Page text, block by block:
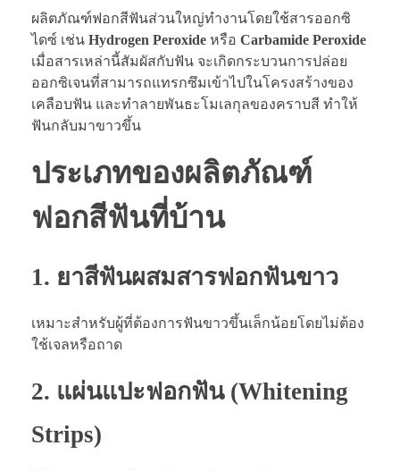
ผลิตภัณฑ์ฟอกสีฟันส่วนใหญ่ทำงานโดยใช้สารออกซิ
ไดซ์ เช่น Hydrogen Peroxide หรือ Carbamide Peroxide
เมื่อสารเหล่านี้สัมผัสกับฟัน จะเกิดกระบวนการปล่อย
ออกซิเจนที่สามารถแทรกซึมเข้าไปในโครงสร้างของ
เคลือบฟัน และทำลายพันธะโมเลกุลของคราบสี ทำให้
ฟันกลับมาขาวขึ้น
ประเภทของผลิตภัณฑ์
ฟอกสีฟันที่บ้าน
1. ยาสีฟันผสมสารฟอกฟันขาว
เหมาะสำหรับผู้ที่ต้องการฟันขาวขึ้นเล็กน้อยโดยไม่ต้อง
ใช้เจลหรือถาด
2. แผ่นแปะฟอกฟัน (Whitening
Strips)